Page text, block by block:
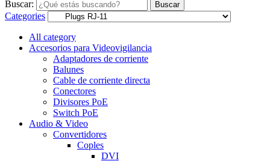
Buscar: Buscar
Categories
All category
Accesorios para Videovigilancia
Adaptadores de corriente
Balunes
Cable de corriente directa
Conectores
Divisores PoE
Switch PoE
Audio & Video
Convertidores
Coples
DVI